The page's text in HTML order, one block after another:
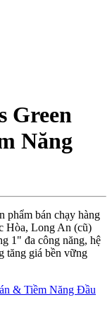
Green
Năng
phẩm bán chạy hàng
Hòa, Long An (cũ)
1" đa công năng, hệ
tăng giá bền vững
& Tiềm Năng Đầu